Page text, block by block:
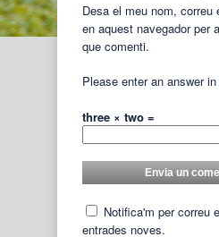
Desa el meu nom,
en aquest navegador per
que comenti.
Please enter an answer
three × two =
Notifica'm per correu
entrades noves.